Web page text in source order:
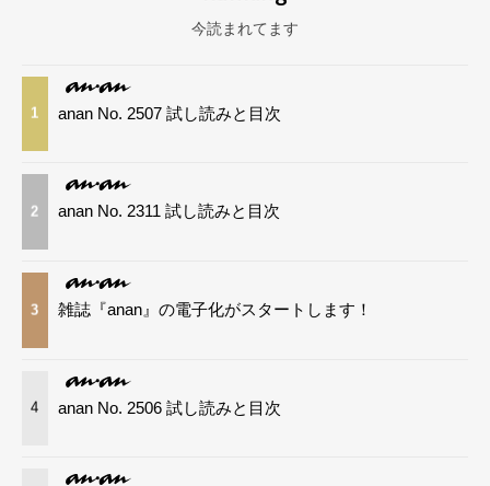
今読まれてます
1 anan No. 2507 試し読みと目次
2 anan No. 2311 試し読みと目次
3 雑誌『anan』の電子化がスタートします！
4 anan No. 2506 試し読みと目次